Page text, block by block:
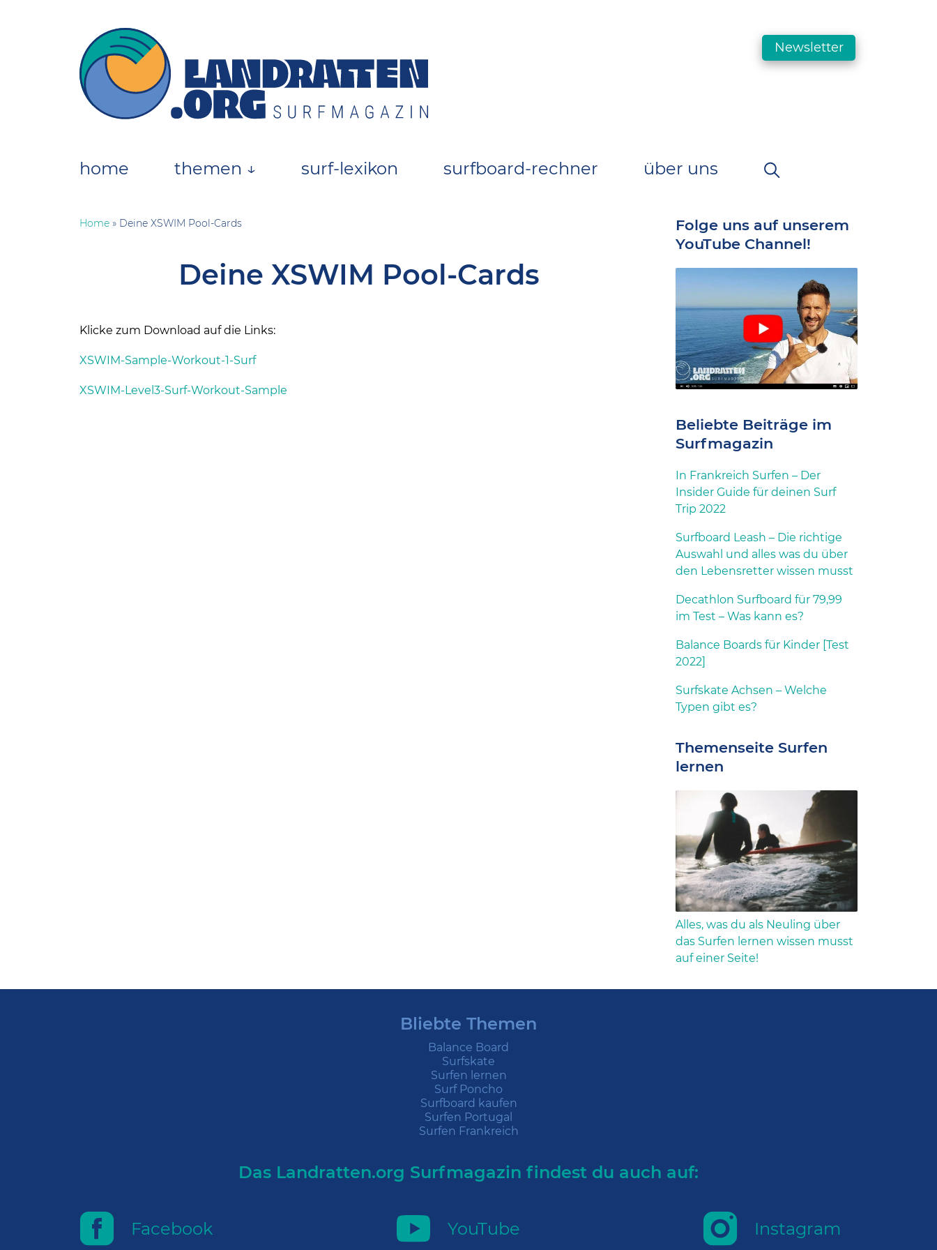
home themen ↓ surf-lexikon surfboard-rechner über uns
Newsletter
Home » Deine XSWIM Pool-Cards
Deine XSWIM Pool-Cards
Klicke zum Download auf die Links:
XSWIM-Sample-Workout-1-Surf
XSWIM-Level3-Surf-Workout-Sample
Folge uns auf unserem
YouTube Channel!
Beliebte Beiträge im
Surfmagazin
In Frankreich Surfen – Der
Insider Guide für deinen Surf
Trip 2022
Surfboard Leash – Die richtige
Auswahl und alles was du über
den Lebensretter wissen musst
Decathlon Surfboard für 79,99
im Test – Was kann es?
Balance Boards für Kinder [Test
2022]
Surfskate Achsen – Welche
Typen gibt es?
Themenseite Surfen
lernen
Alles, was du als Neuling über
das Surfen lernen wissen musst
auf einer Seite!
Bliebte Themen
Balance Board
Surfskate
Surfen lernen
Surf Poncho
Surfboard kaufen
Surfen Portugal
Surfen Frankreich
Das Landratten.org Surfmagazin findest du auch auf:
Facebook YouTube Instagram